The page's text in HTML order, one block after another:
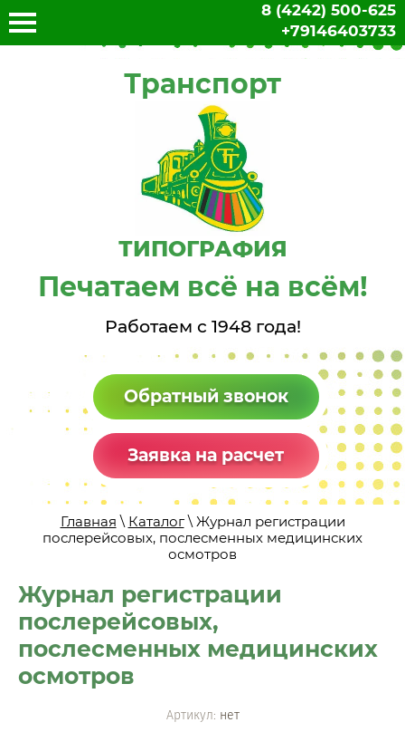
8 (4242) 500-625
+79146403733
Транспорт
ТИПОГРАФИЯ
Печатаем всё на всём!
Работаем с 1948 года!
Обратный звонок
Заявка на расчет
Главная \ Каталог\ Журнал регистрации
послерейсовых, послесменных медицинских
осмотров
Журнал регистрации
послерейсовых,
послесменных медицинских
осмотров
Артикул: нет